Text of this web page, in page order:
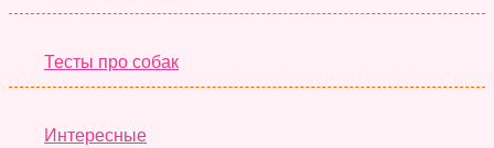
Тесты про собак
Интересные